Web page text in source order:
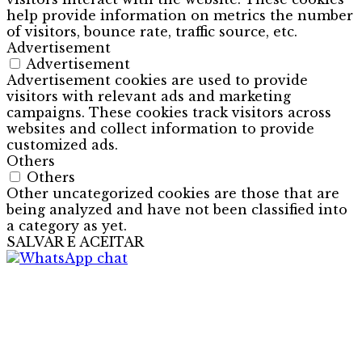
help provide information on metrics the number
of visitors, bounce rate, traffic source, etc.
Advertisement
Advertisement
Advertisement cookies are used to provide
visitors with relevant ads and marketing
campaigns. These cookies track visitors across
websites and collect information to provide
customized ads.
Others
Others
Other uncategorized cookies are those that are
being analyzed and have not been classified into
a category as yet.
SALVAR E ACEITAR